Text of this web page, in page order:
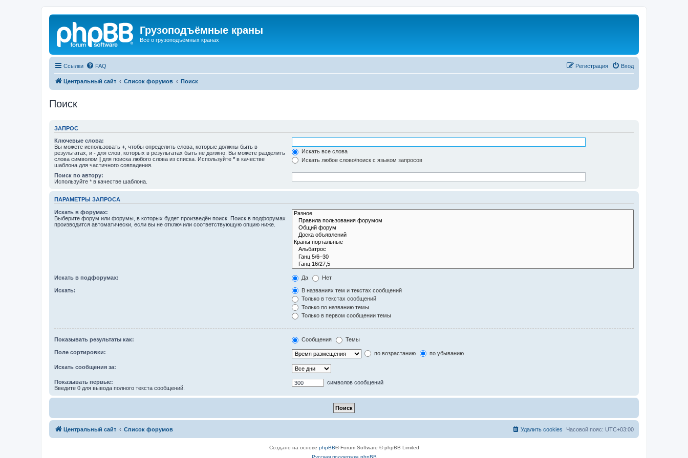
Грузоподъёмные краны
Всё о грузоподъёмных кранах
Ссылки FAQ Вход
Регистрация
Центральный сайт Список форумов Поиск
Поиск
ЗАПРОС
Ключевые слова:
Вы можете использовать + , чтобы определить слова, которые должны быть в
результатах, и - для слов, которых в результатах быть не должно. Вы можете разделить
слова символом | для поиска любого слова из списка. Используйте * в качестве
шаблона для частичного совпадения.
Искать все слова
Искать любое слово/поиск с языком запросов
Поиск по автору:
Используйте * в качестве шаблона.
ПАРАМЕТРЫ ЗАПРОСА
Искать в форумах:
Выберите форум или форумы, в которых будет произведён поиск. Поиск в подфорумах
производится автоматически, если вы не отключили соответствующую опцию ниже.
Искать в подфорумах: Да Нет
Искать:
В названиях тем и текстах сообщений
Только в текстах сообщений
Только по названию темы
Только в первом сообщении темы
Показывать результаты как: Сообщения Темы
Поле сортировки: по возрастанию по убыванию
Искать сообщения за:
Показывать первые:
Введите 0 для вывода полного текста сообщений.
символов сообщений
Центральный сайт Список форумов Часовой пояс: UTC+03:00
Удалить cookies
Создано на основе phpBB® Forum Software © phpBB Limited
Русская поддержка phpBB